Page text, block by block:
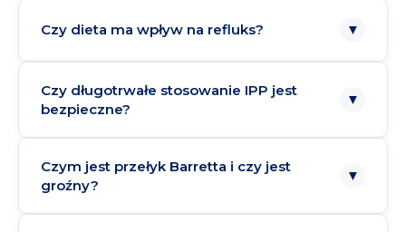
Czy dieta ma wpływ na refluks? ▼
Czy długotrwałe stosowanie IPP jest
bezpieczne?
▼
Czym jest przełyk Barretta i czy jest
groźny?
▼